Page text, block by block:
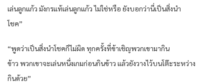
เล่นลูกแก้ว มังกรแท้เล่นลูกแก้ว ไม่ใช่หรือ ยังบอกว่านี่เป็นสิ่งนำ
โชค”
“พูดว่าเป็นสิ่งนำโชคก็ไม่ผิด ทุกครั้งที่ข้าเชิญพวกเขามากิน
ข้าว พวกเขาจะเล่นหนึ่งเกมก่อนกินข้าว แล้วยังวางไว้บนโต๊ะระหว่าง
กินด้วย”